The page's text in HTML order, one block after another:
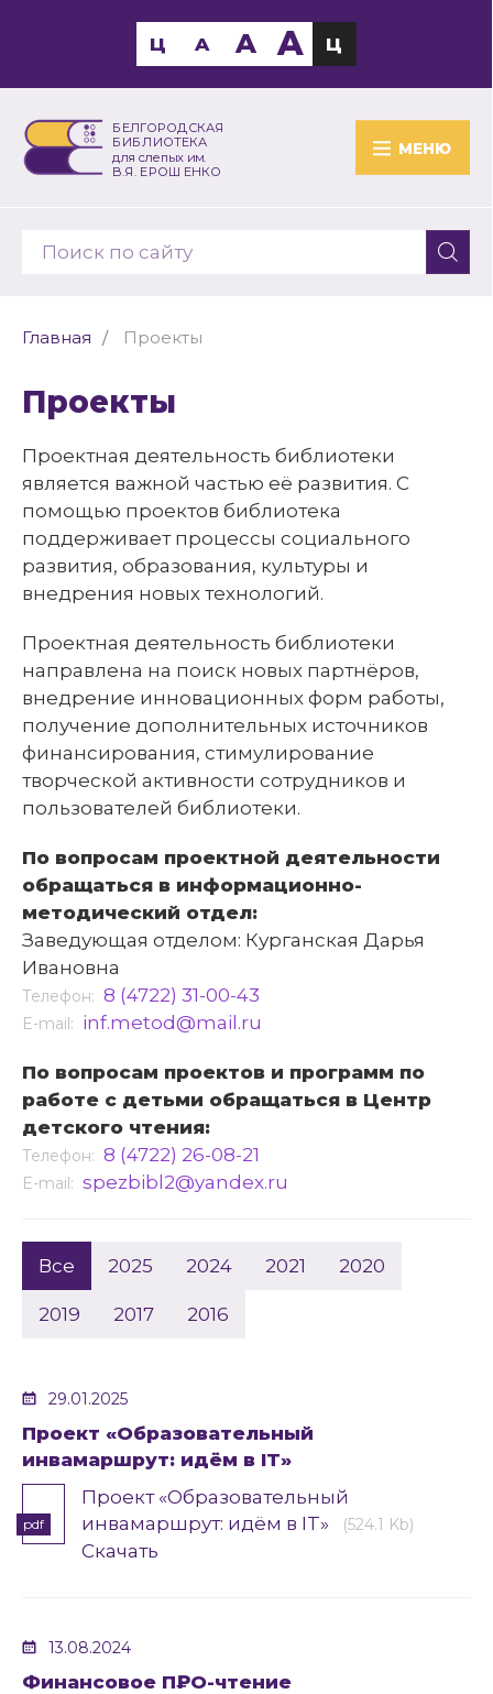
БЕЛГОРОДСКАЯ
БИБЛИОТЕКА
для слепых им.
В.Я. ЕРОШЕНКО
МЕНЮ
Ц A A A Ц
Главная Проекты
Проекты
Проектная деятельность библиотеки
является важной частью её развития. С
помощью проектов библиотека
поддерживает процессы социального
развития, образования, культуры и
внедрения новых технологий.
Проектная деятельность библиотеки
направлена на поиск новых партнёров,
внедрение инновационных форм работы,
получение дополнительных источников
финансирования, стимулирование
творческой активности сотрудников и
пользователей библиотеки.
По вопросам проектной деятельности
обращаться в информационно-
методический отдел:
Заведующая отделом: Курганская Дарья
Ивановна
Телефон: 8 (4722) 31-00-43
E-mail: inf.metod@mail.ru
По вопросам проектов и программ по
работе с детьми обращаться в Центр
детского чтения:
Телефон: 8 (4722) 26-08-21
E-mail: spezbibl2@yandex.ru
Все 2025 2024 2021 2020
2019 2017 2016
29.01.2025
Проект «Образовательный
инвамаршрут: идём в IT»
pdf
Проект «Образовательный
инвамаршрут: идём в IT»
(524.1 Kb)
Скачать
13.08.2024
Финансовое П₽О-чтение